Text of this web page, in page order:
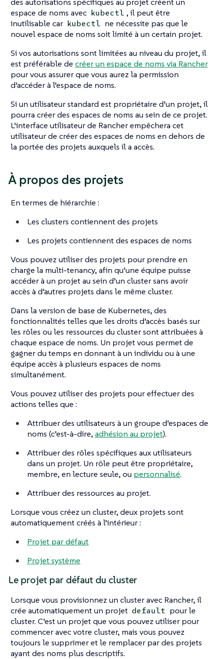
des autorisations spécifiques au projet créent un
espace de noms avec kubectl , il peut être
inutilisable car kubectl ne nécessite pas que le
nouvel espace de noms soit limité à un certain projet.
Si vos autorisations sont limitées au niveau du projet, il
est préférable de créer un espace de noms via Rancher
pour vous assurer que vous aurez la permission
d’accéder à l’espace de noms.
Si un utilisateur standard est propriétaire d’un projet, il
pourra créer des espaces de noms au sein de ce projet.
L’interface utilisateur de Rancher empêchera cet
utilisateur de créer des espaces de noms en dehors de
la portée des projets auxquels il a accès.
À propos des projets
En termes de hiérarchie :
Les clusters contiennent des projets
Les projets contiennent des espaces de noms
Vous pouvez utiliser des projets pour prendre en
charge la multi-tenancy, afin qu’une équipe puisse
accéder à un projet au sein d’un cluster sans avoir
accès à d’autres projets dans le même cluster.
Dans la version de base de Kubernetes, des
fonctionnalités telles que les droits d’accès basés sur
les rôles ou les ressources du cluster sont attribuées à
chaque espace de noms. Un projet vous permet de
gagner du temps en donnant à un individu ou à une
équipe accès à plusieurs espaces de noms
simultanément.
Vous pouvez utiliser des projets pour effectuer des
actions telles que :
Attribuer des utilisateurs à un groupe d’espaces de
noms (c’est-à-dire,adhésion au projet).
Attribuer des rôles spécifiques aux utilisateurs
dans un projet. Un rôle peut être propriétaire,
membre, en lecture seule, ou personnalisé.
Attribuer des ressources au projet.
Lorsque vous créez un cluster, deux projets sont
automatiquement créés à l’intérieur :
Projet par défaut
Projet système
Le projet par défaut du cluster
Lorsque vous provisionnez un cluster avec Rancher, il
crée automatiquement un projet default pour le
cluster. C’est un projet que vous pouvez utiliser pour
commencer avec votre cluster, mais vous pouvez
toujours le supprimer et le remplacer par des projets
ayant des noms plus descriptifs.